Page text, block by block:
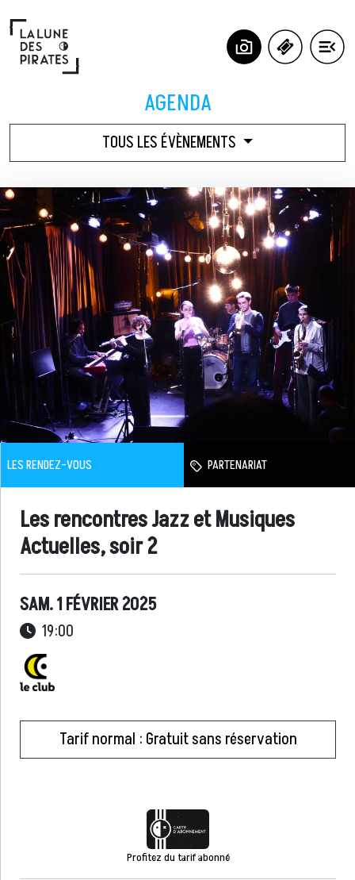
AGENDA
TOUS LES ÉVÈNEMENTS
LES RENDEZ-VOUS PARTENARIAT
Les rencontres Jazz et Musiques
Actuelles, soir 2
SAM. 1 FÉVRIER 2025
19:00
Tarif normal : Gratuit sans réservation
Profitez du tarif abonné